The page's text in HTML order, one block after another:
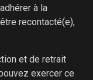
à la
recontacté(e),
et de retrait
exercer ce